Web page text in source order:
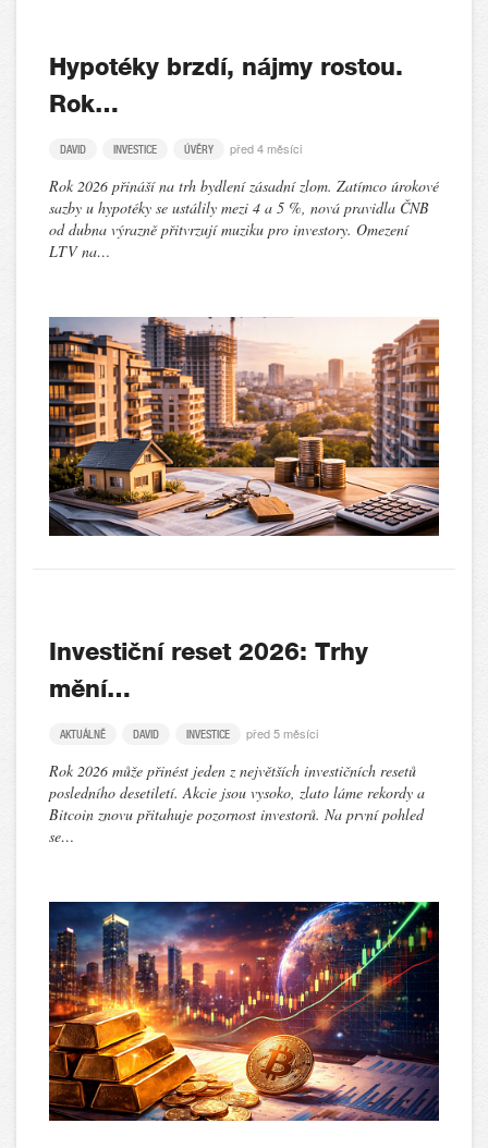
Hypotéky brzdí, nájmy rostou.
Rok…
DAVID INVESTICE ÚVĚRY před 4 měsíci
Rok 2026 přináší na trh bydlení zásadní zlom. Zatímco úrokové
sazby u hypotéky se ustálily mezi 4 a 5 %, nová pravidla ČNB
od dubna výrazně přitvrzují muziku pro investory. Omezení
LTV na…
Investiční reset 2026: Trhy
mění…
AKTUÁLNĚ DAVID INVESTICE před 5 měsíci
Rok 2026 může přinést jeden z největších investičních resetů
posledního desetiletí. Akcie jsou vysoko, zlato láme rekordy a
Bitcoin znovu přitahuje pozornost investorů. Na první pohled
se…